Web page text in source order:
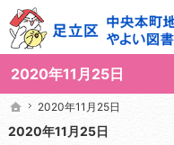
2020年11月25日
3世代で楽しめる地域のひろば。当サイト
足立区中央本町地域学習センターや図書館
ホーム
2020年11月25日
2020年11月25日
ホーム
2020年11月25日